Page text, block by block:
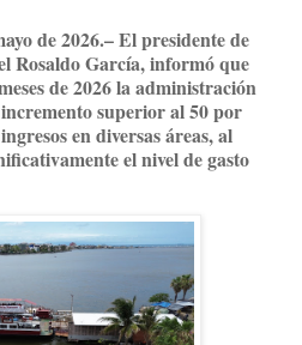
de 2026.– El presidente de
Rosaldo García, informó que
de 2026 la administración
superior al 50 por
en diversas áreas, al
el nivel de gasto